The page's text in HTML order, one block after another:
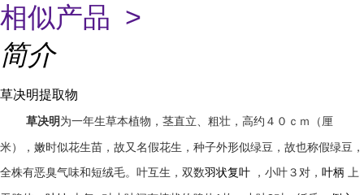
相似产品 >
简介
草决明提取物
草决明 为一年生草本植物，茎直立、粗壮，高约４０ｃｍ（厘
米），嫩时似花生苗，故又名假花生，种子外形似绿豆，故也称假绿豆，
全株有恶臭气味和短绒毛。叶互生，双数羽状复叶 ，小叶３对， 叶柄
上